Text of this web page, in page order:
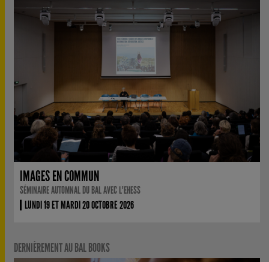
IMAGES EN COMMUN
SÉMINAIRE AUTOMNAL DU BAL AVEC L'EHESS
LUNDI 19 ET MARDI 20 OCTOBRE 2026
DERNIÈREMENT AU BAL BOOKS